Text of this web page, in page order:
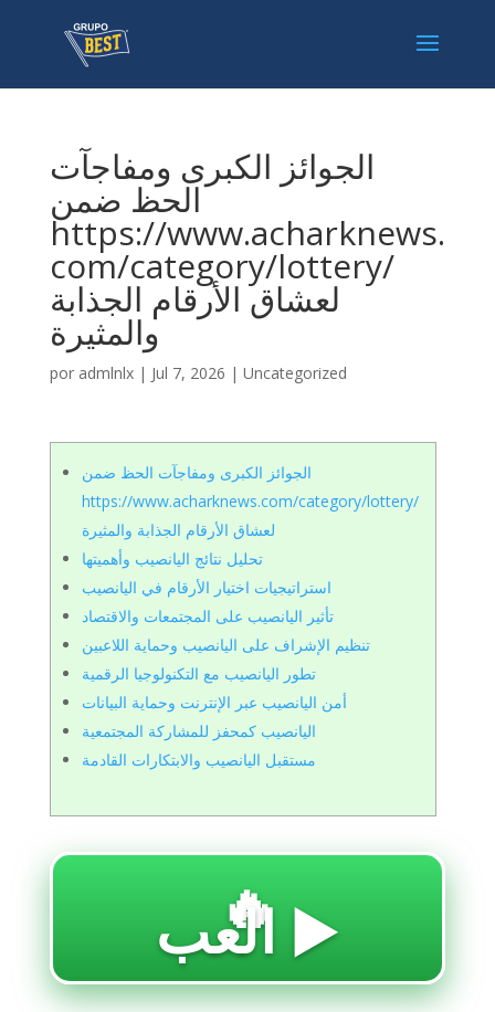
الجوائز الكبرى ومفاجآت
الحظ ضمن
https://www.acharknews.
com/category/lottery/
لعشاق الأرقام الجذابة
والمثيرة
por admlnlx| Jul 7, 2026 | Uncategorized
الجوائز الكبرى ومفاجآت الحظ ضمن
https://www.acharknews.com/category/lottery/
لعشاق الأرقام الجذابة والمثيرة
تحليل نتائج اليانصيب وأهميتها
استراتيجيات اختيار الأرقام في اليانصيب
تأثير اليانصيب على المجتمعات والاقتصاد
تنظيم الإشراف على اليانصيب وحماية اللاعبين
تطور اليانصيب مع التكنولوجيا الرقمية
أمن اليانصيب عبر الإنترنت وحماية البيانات
اليانصيب كمحفز للمشاركة المجتمعية
مستقبل اليانصيب والابتكارات القادمة
🔥العب ▶️